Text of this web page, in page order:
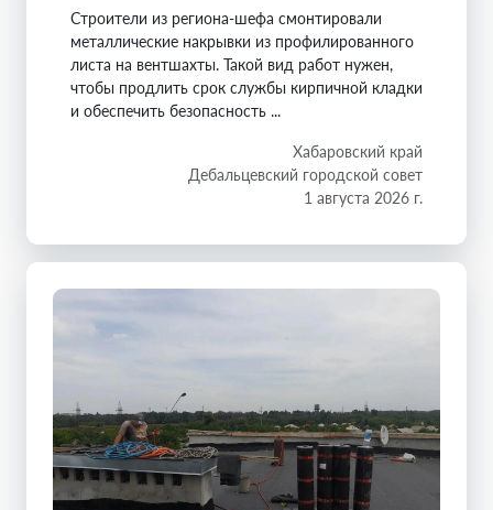
Строители из региона-шефа смонтировали
металлические накрывки из профилированного
листа на вентшахты. Такой вид работ нужен,
чтобы продлить срок службы кирпичной кладки
и обеспечить безопасность ...
Хабаровский край
Дебальцевский городской совет
1 августа 2026 г.